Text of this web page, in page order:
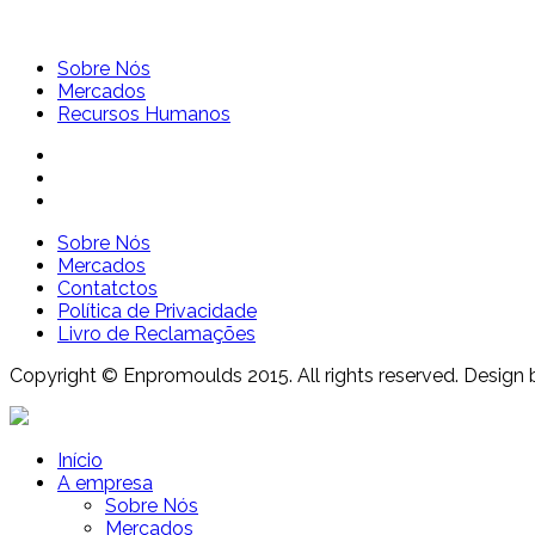
Sobre Nós
Mercados
Recursos Humanos
Sobre Nós
Mercados
Contatctos
Política de Privacidade
Livro de Reclamações
Copyright © Enpromoulds 2015. All rights reserved. Design
Início
A empresa
Sobre Nós
Mercados